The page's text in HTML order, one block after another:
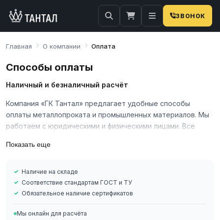
ЗВОНОК
Главная О компании Оплата
Способы оплаты
Наличный и безналичный расчёт
Компания «ГК Тантал» предлагает удобные способы
оплаты металлопроката и промышленных материалов. Мы
работаем с юридическими и физическими лицами. Все
документов.
Безналичный расчёт для юридических лиц (с НДС и без
НДС)
Показать еще
Наличие на складе
Соответствие стандартам ГОСТ и ТУ
Обязательное наличие сертификатов
Мы онлайн для расчёта